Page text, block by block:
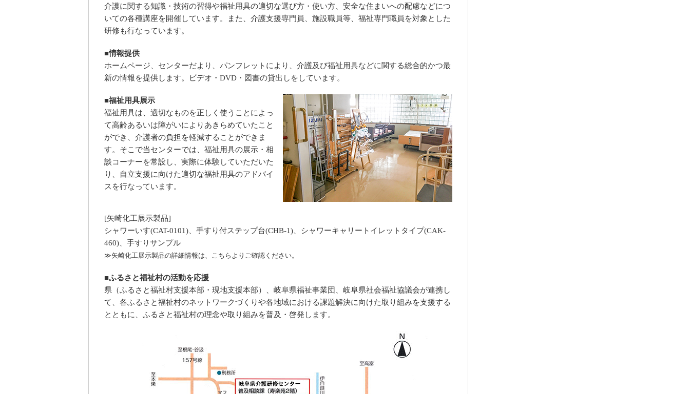
介護に関する知識・技術の習得や福祉用具の適切な選び方・使い方、安全な住まいへの配慮などにつ
いての各種講座を開催しています。また、介護支援専門員、施設職員等、福祉専門職員を対象とした
研修も行なっています。
■情報提供
ホームページ、センターだより、パンフレットにより、介護及び福祉用具などに関する総合的かつ最
新の情報を提供します。ビデオ・DVD・図書の貸出しをしています。
■福祉用具展示
福祉用具は、適切なものを正しく使うことによっ
て高齢あるいは障がいによりあきらめていたこと
ができ、介護者の負担を軽減することができま
す。そこで当センターでは、福祉用具の展示・相
談コーナーを常設し、実際に体験していただいた
り、自立支援に向けた適切な福祉用具のアドバイ
スを行なっています。
[矢崎化工展示製品]
シャワーいす(CAT-0101)、手すり付ステップ台(CHB-1)、シャワーキャリートイレットタイプ(CAK-
460)、手すりサンプル
≫矢崎化工展示製品の詳細情報は、こちらよりご確認ください。
■ふるさと福祉村の活動を応援
県（ふるさと福祉村支援本部・現地支援本部）、岐阜県福祉事業団、岐阜県社会福祉協議会が連携し
て、各ふるさと福祉村のネットワークづくりや各地域における課題解決に向けた取り組みを支援する
とともに、ふるさと福祉村の理念や取り組みを普及・啓発します。